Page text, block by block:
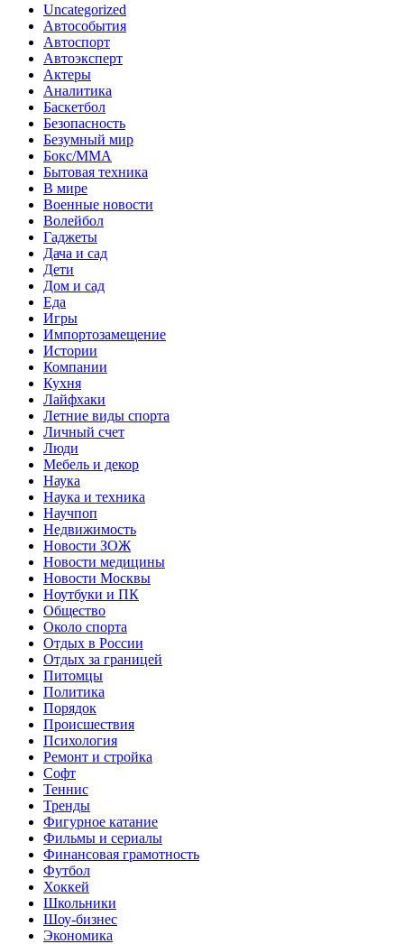
Uncategorized
Автособытия
Автоспорт
Автоэксперт
Актеры
Аналитика
Баскетбол
Безопасность
Безумный мир
Бокс/MMA
Бытовая техника
В мире
Военные новости
Волейбол
Гаджеты
Дача и сад
Дети
Дом и сад
Еда
Игры
Импортозамещение
Истории
Компании
Кухня
Лайфхаки
Летние виды спорта
Личный счет
Люди
Мебель и декор
Наука
Наука и техника
Научпоп
Недвижимость
Новости ЗОЖ
Новости медицины
Новости Москвы
Ноутбуки и ПК
Общество
Около спорта
Отдых в России
Отдых за границей
Питомцы
Политика
Порядок
Происшествия
Психология
Ремонт и стройка
Софт
Теннис
Тренды
Фигурное катание
Фильмы и сериалы
Финансовая грамотность
Футбол
Хоккей
Школьники
Шоу-бизнес
Экономика